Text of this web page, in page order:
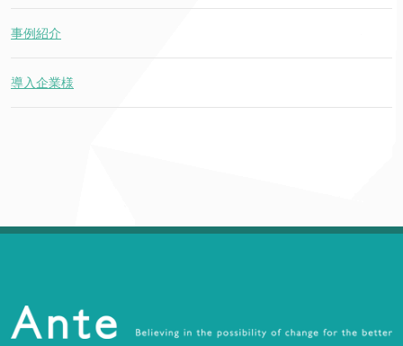
事例紹介
導入企業様